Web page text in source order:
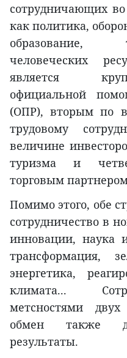
сотрудничающих во
как политика,
образование,
человеческих
является
официальной
(ОПР), вторым по
трудовому
величине
туризма и
торговым
Помимо этого, обе
сотрудничество в
инновации, наука
трансформация,
энергетика,
климата...
метсностями
обмен также
результаты.